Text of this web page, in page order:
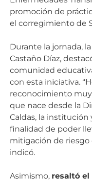
promoción de
el corregimiento de
Durante la jornada,
Castaño Díaz,
comunidad
con esta iniciativa.
reconocimiento muy
que nace desde la
Caldas, la institución
finalidad de poder
mitigación de riesgo
indicó.
Asimismo, resaltó el